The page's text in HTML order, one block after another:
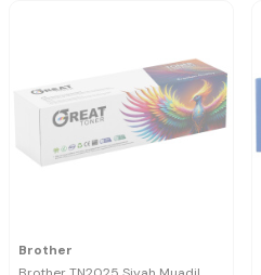
Brother